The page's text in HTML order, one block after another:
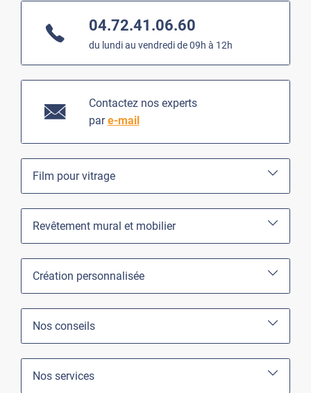
04.72.41.06.60
du lundi au vendredi de 09h à 12h
Contactez nos experts
pare-mail
Film pour vitrage
Revêtement mural et mobilier
Création personnalisée
Nos conseils
Nos services